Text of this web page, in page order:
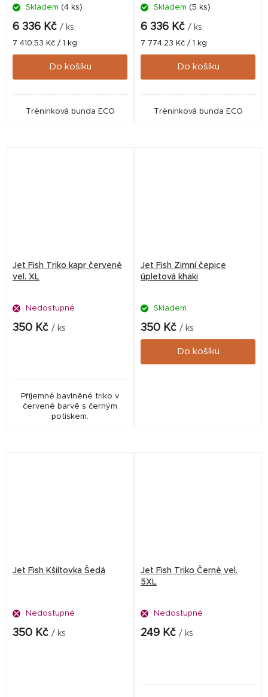
Skladem (4 ks)
6 336 Kč / ks
Měrná
cena:
7 410,53 Kč / 1 kg
Do košíku
Tréninková bunda ECO
Skladem (5 ks)
6 336 Kč / ks
Měrná
cena:
7 774,23 Kč / 1 kg
Do košíku
Tréninková bunda ECO
Jet Fish Triko kapr červené
vel. XL
Nedostupné
350 Kč / ks
Příjemné bavlněné triko v
červené barvě s černým
potiskem.
Jet Fish Zimní čepice
úpletová khaki
Skladem
350 Kč / ks
Do košíku
Jet Fish Kšiltovka Šedá
Nedostupné
350 Kč / ks
Jet Fish Triko Černé vel.
5XL
Nedostupné
249 Kč / ks